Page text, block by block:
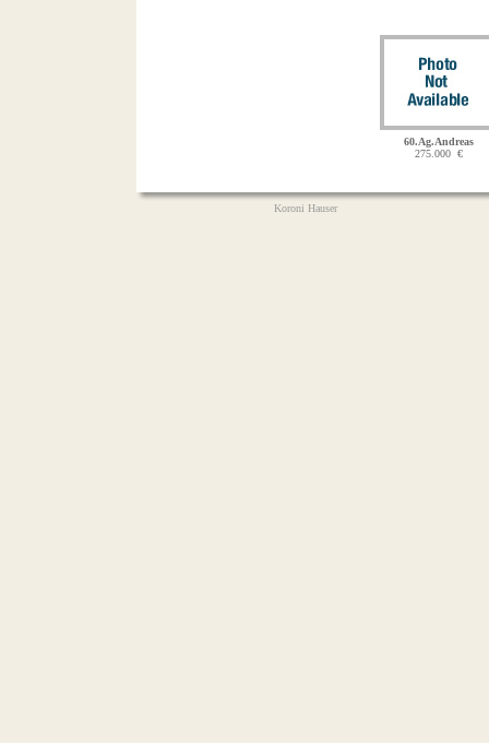
60.Ag.Andreas
275.000 €
Koroni Hauser